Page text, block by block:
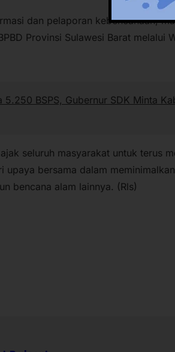
dan pelaporan kebencanaan,
Provinsi Sulawesi Barat melalui
5.250 BSPS, Gubernur SDK Minta
seluruh masyarakat untuk terus
upaya bersama dalam
bencana alam lainnya. (Rls)